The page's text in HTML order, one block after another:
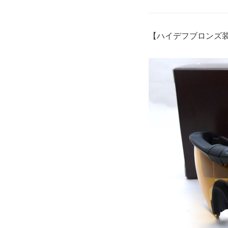
【ハイデフブロンズ